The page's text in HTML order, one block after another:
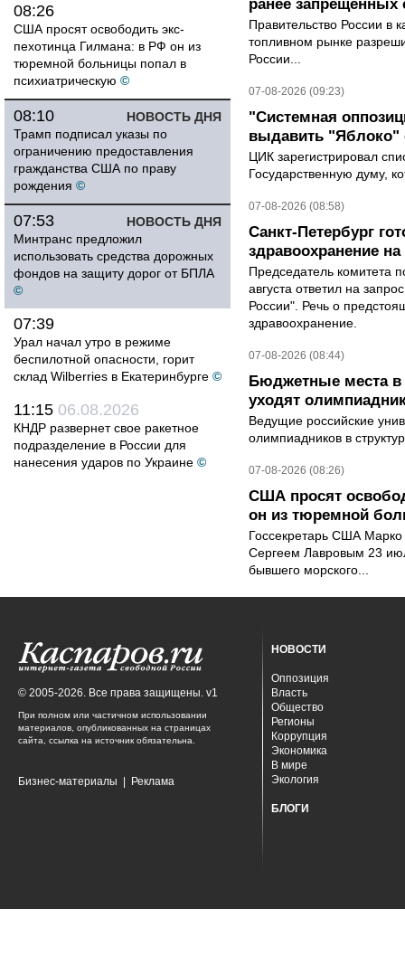
08:26
США просят освободить экс-
пехотинца Гилмана: в РФ он из
тюремной больницы попал в
психиатрическую ©
НОВОСТЬ ДНЯ
08:10
Трамп подписал указы по
ограничению предоставления
гражданства США по праву
рождения ©
НОВОСТЬ ДНЯ
07:53
Минтранс предложил
использовать средства дорожных
фондов на защиту дорог от БПЛА
©
07:39
Урал начал утро в режиме
беспилотной опасности, горит
склад Wilberries в Екатеринбурге ©
11:15 06.08.2026
КНДР развернет свое ракетное
подразделение в России для
нанесения ударов по Украине ©
ранее запрещенных
Правительство России в
топливном рынке
России...
07-08-2026 (09:23)
"Системная
выдавить "Яблоко"
ЦИК зарегистрировал
Государственную думу,
07-08-2026 (08:58)
Санкт-Петербург
здравоохранение на
Председатель комитета
августа ответил на
России". Речь о
здравоохранение.
07-08-2026 (08:44)
Бюджетные места в
уходят
Ведущие российские
олимпиадников в
07-08-2026 (08:26)
США просят
он из тюремной
Госсекретарь США
Сергеем Лавровым 23
бывшего морского...
© 2005-2026. Все права защищены. v1
При полном или частичном использовании
материалов, опубликованных на страницах
сайта, ссылка на источник обязательна.
Бизнес-материалы Реклама
НОВОСТИ
Оппозиция
Власть
Общество
Регионы
Коррупция
Экономика
В мире
Экология
БЛОГИ